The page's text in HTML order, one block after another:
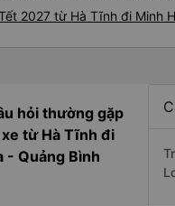
2027 từ Hà Tĩnh đi Minh
hỏi thường gặp
từ Hà Tĩnh đi
- Quảng Bình